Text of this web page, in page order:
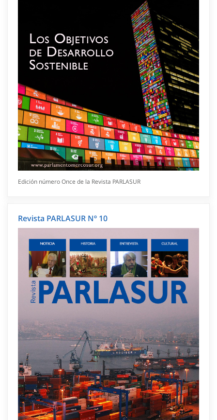
Edición número Once de la Revista PARLASUR
Revista PARLASUR Nº 10